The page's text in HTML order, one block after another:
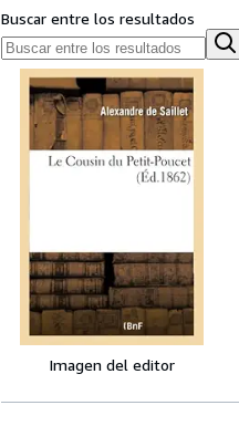
Buscar entre los resultados
Imagen del editor